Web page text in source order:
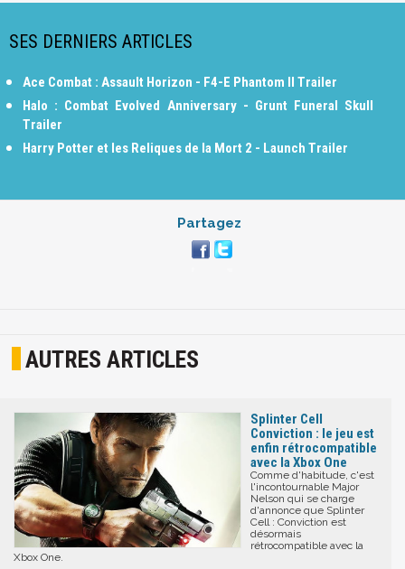
SES DERNIERS ARTICLES
Ace Combat : Assault Horizon - F4-E Phantom II Trailer
Halo : Combat Evolved Anniversary - Grunt Funeral Skull
Trailer
Harry Potter et les Reliques de la Mort 2 - Launch Trailer
Partagez
AUTRES ARTICLES
Splinter Cell
Conviction : le jeu est
enfin rétrocompatible
avec la Xbox One
Comme d'habitude, c'est
l'incontournable Major
Nelson qui se charge
d'annonce que Splinter
Cell : Conviction est
désormais
rétrocompatible avec la
Xbox One.